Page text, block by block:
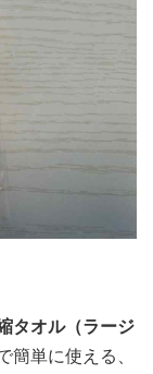
タオル（ラージ
簡単に使える、